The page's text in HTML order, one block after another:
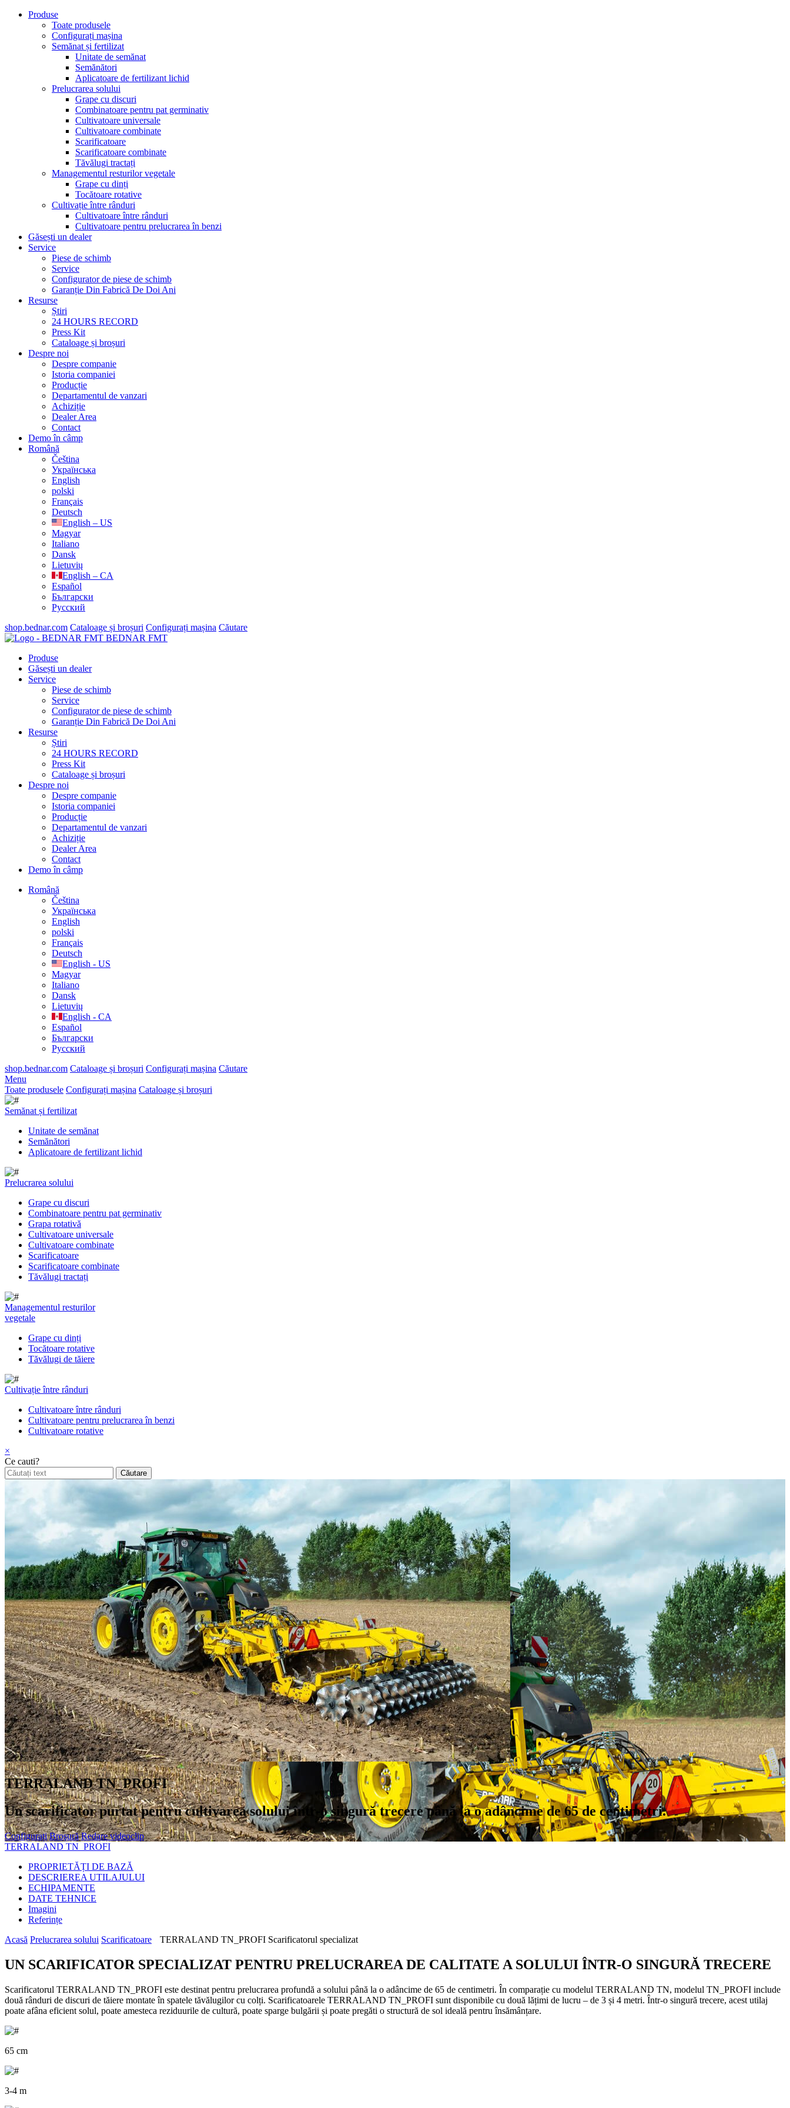
Produse
Toate produsele
Configurați mașina
Semănat și fertilizat
Unitate de semănat
Semănători
Aplicatoare de fertilizant lichid
Prelucrarea solului
Grape cu discuri
Combinatoare pentru pat germinativ
Cultivatoare universale
Cultivatoare combinate
Scarificatoare
Scarificatoare combinate
Tăvălugi tractați
Managementul resturilor vegetale
Grape cu dinți
Tocătoare rotative
Cultivație între rânduri
Cultivatoare între rânduri
Cultivatoare pentru prelucrarea în benzi
Găsești un dealer
Service
Piese de schimb
Service
Configurator de piese de schimb
Garanție Din Fabrică De Doi Ani
Resurse
Știri
24 HOURS RECORD
Press Kit
Cataloage și broșuri
Despre noi
Despre companie
Istoria companiei
Producție
Departamentul de vanzari
Achiziție
Dealer Area
Contact
Demo în câmp
Română
Čeština
Українська
English
polski
Français
Deutsch
English – US
Magyar
Italiano
Dansk
Lietuvių
English – CA
Español
Български
Русский
shop.bednar.com Cataloage și broșuri Configurați mașina Căutare
BEDNAR FMT
Produse
Găsești un dealer
Service
Piese de schimb
Service
Configurator de piese de schimb
Garanție Din Fabrică De Doi Ani
Resurse
Știri
24 HOURS RECORD
Press Kit
Cataloage și broșuri
Despre noi
Despre companie
Istoria companiei
Producție
Departamentul de vanzari
Achiziție
Dealer Area
Contact
Demo în câmp
Română
Čeština
Українська
English
polski
Français
Deutsch
English - US
Magyar
Italiano
Dansk
Lietuvių
English - CA
Español
Български
Русский
shop.bednar.com Cataloage și broșuri Configurați mașina Căutare
Menu
Toate produsele Configurați mașina Cataloage și broșuri
Semănat și fertilizat
Unitate de semănat
Semănători
Aplicatoare de fertilizant lichid
Prelucrarea solului
Grape cu discuri
Combinatoare pentru pat germinativ
Grapa rotativă
Cultivatoare universale
Cultivatoare combinate
Scarificatoare
Scarificatoare combinate
Tăvălugi tractați
Managementul resturilor
vegetale
Grape cu dinți
Tocătoare rotative
Tăvălugi de tăiere
Cultivație între rânduri
Cultivatoare între rânduri
Cultivatoare pentru prelucrarea în benzi
Cultivatoare rotative
×
Ce cauti?
TERRALAND TN_PROFI
Un scarificator purtat pentru cultivarea solului într-o singură trecere până la o adâncime de 65 de centimetri.
Configurați Broşură Redare videoclip
TERRALAND TN_PROFI
PROPRIETĂȚI DE BAZĂ
DESCRIEREA UTILAJULUI
ECHIPAMENTE
DATE TEHNICE
Imagini
Referințe
Acasă Prelucrarea solului Scarificatoare TERRALAND TN_PROFI Scarificatorul specializat
UN SCARIFICATOR SPECIALIZAT PENTRU PRELUCRAREA DE CALITATE A SOLULUI ÎNTR-O SINGURĂ TRECERE
Scarificatorul TERRALAND TN_PROFI este destinat pentru prelucrarea profundă a solului până la o adâncime de 65 de centimetri. În comparație cu modelul TERRALAND TN, modelul TN_PROFI include
două rânduri de discuri de tăiere montate în spatele tăvălugilor cu colți. Scarificatoarele TERRALAND TN_PROFI sunt disponibile cu două lățimi de lucru – de 3 și 4 metri. Într-o singură trecere, acest utilaj
poate afâna eficient solul, poate amesteca reziduurile de cultură, poate sparge bulgării și poate pregăti o structură de sol ideală pentru însămânțare.
65 cm
3-4 m